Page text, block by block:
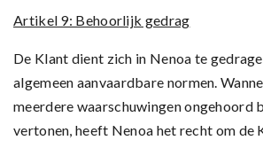
Artikel 9: Behoorlijk gedrag
De Klant dient zich in Nenoa te
algemeen aanvaardbare normen.
meerdere waarschuwingen ongehoord
vertonen, heeft Nenoa het recht om de